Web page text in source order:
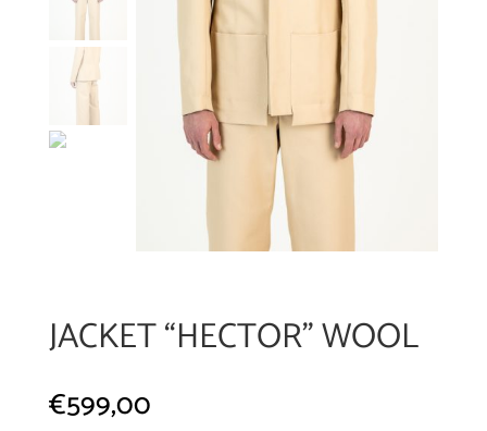
JACKET “HECTOR” WOOL
€599,00